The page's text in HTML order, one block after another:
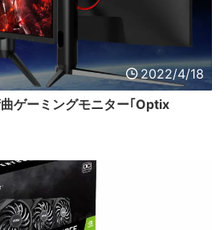
2022/4/18
ゲーミングモニター｢Optix